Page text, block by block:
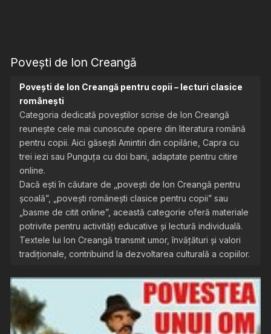
Povești de Ion Creangă
Povești de Ion Creangă pentru copii – lecturi clasice
românești
Categoria dedicată poveștilor scrise de Ion Creangă
reunește cele mai cunoscute opere din literatura română
pentru copii. Aici găsești Amintiri din copilărie, Capra cu
trei iezi sau Punguța cu doi bani, adaptate pentru citire
online.
Dacă ești în căutare de „povești de Ion Creangă pentru
școală”, „povești românești clasice pentru copii” sau
„basme de citit online”, această categorie oferă materiale
potrivite pentru activități educative și lectură individuală.
Textele lui Ion Creangă transmit umor, învățături și valori
tradiționale, contribuind la dezvoltarea culturală a copiilor.